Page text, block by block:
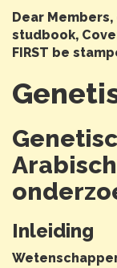
Dear
studbook,
FIRST be
Inleiding